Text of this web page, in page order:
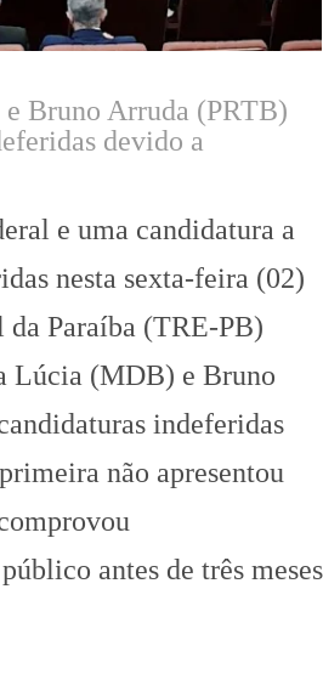
Bruno Arruda (PRTB)
devido a
e uma candidatura a
nesta sexta-feira (02)
Paraíba (TRE-PB)
Lúcia (MDB) e Bruno
indeferidas
não apresentou
antes de três meses